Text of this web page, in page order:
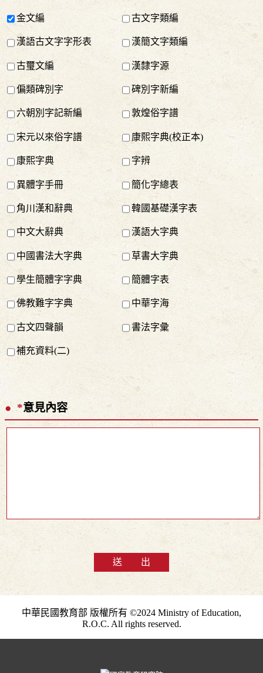
金文編 古文字類編
漢語古文字字形表 漢簡文字類編
古璽文編 漢隸字源
偏類碑別字 碑別字新編
六朝別字記新編 敦煌俗字譜
宋元以來俗字譜 康熙字典(校正本)
康熙字典 字辨
異體字手冊 簡化字總表
角川漢和辭典 韓國基礎漢字表
中文大辭典 漢語大字典
中國書法大字典 草書大字典
學生簡體字字典 簡體字表
佛教難字字典 中華字海
古文四聲韻 書法字彙
補充資料(二)
*意見內容
送 出
中華民國教育部 版權所有 ©2024 Ministry of Education,
R.O.C. All rights reserved.